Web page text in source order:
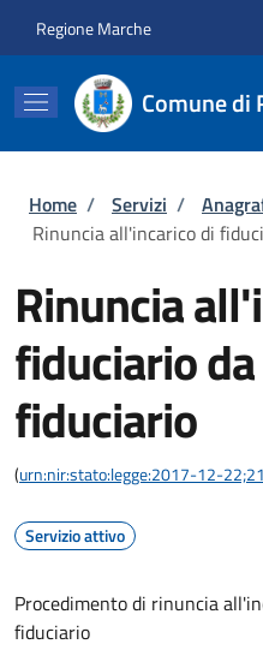
Regione Marche
Comune di
Briciole di
Home / Servizi /
Rinuncia all'incarico di
Rinuncia
fiduciario
fiduciario
(urn:nir:stato:legge:2017-12-
Servizio attivo
Procedimento di rinuncia
fiduciario